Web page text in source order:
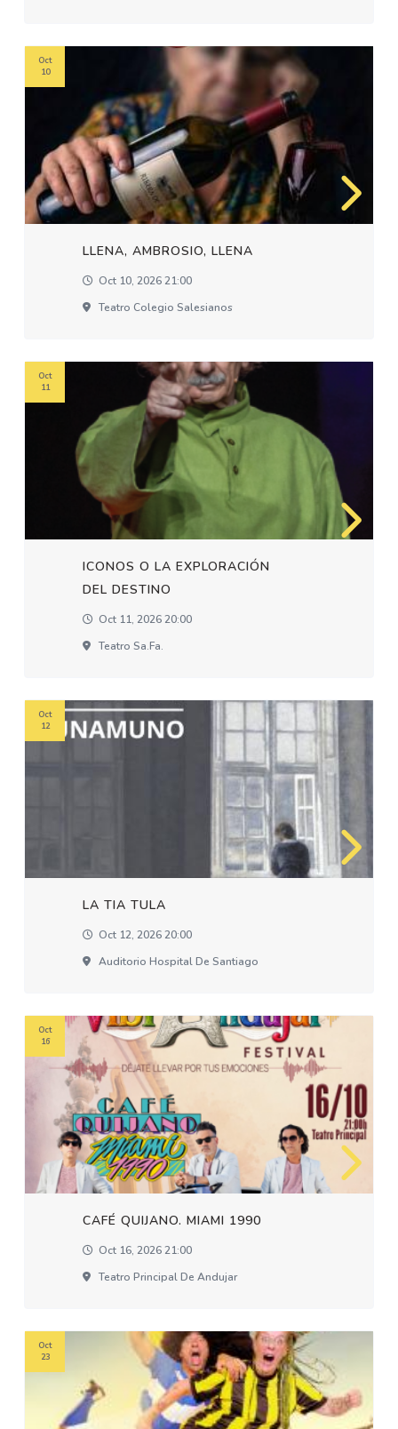
LLENA, AMBROSIO, LLENA
Oct 10, 2026 21:00
Teatro Colegio Salesianos
Oct
10
ICONOS O LA EXPLORACIÓN
DEL DESTINO
Oct 11, 2026 20:00
Teatro Sa.fa.
Oct
11
LA TIA TULA
Oct 12, 2026 20:00
Auditorio Hospital De Santiago
Oct
12
CAFÉ QUIJANO. MIAMI 1990
Oct 16, 2026 21:00
Teatro Principal De Andujar
Oct
16
Oct
23